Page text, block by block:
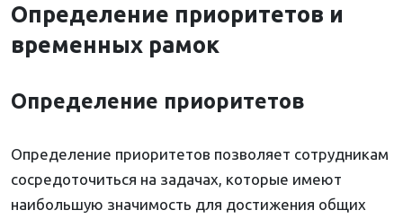
Определение приоритетов и
временных рамок
Определение приоритетов
Определение приоритетов позволяет сотрудникам
сосредоточиться на задачах, которые имеют
наибольшую значимость для достижения общих